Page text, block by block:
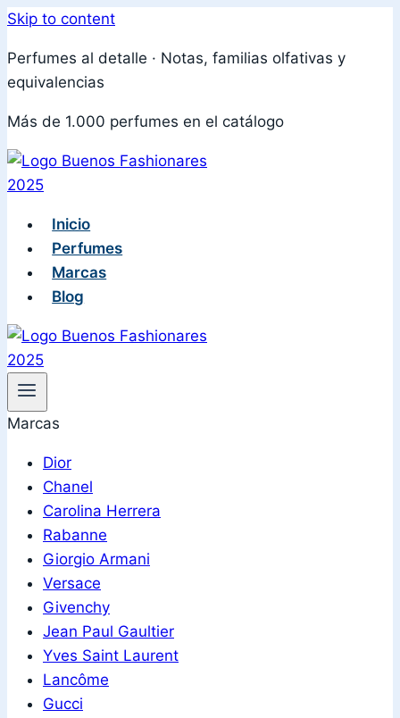
Skip to content
Perfumes al detalle · Notas, familias olfativas y
equivalencias
Más de 1.000 perfumes en el catálogo
Inicio
Perfumes
Marcas
Blog
Marcas
Dior
Chanel
Carolina Herrera
Rabanne
Giorgio Armani
Versace
Givenchy
Jean Paul Gaultier
Yves Saint Laurent
Lancôme
Gucci